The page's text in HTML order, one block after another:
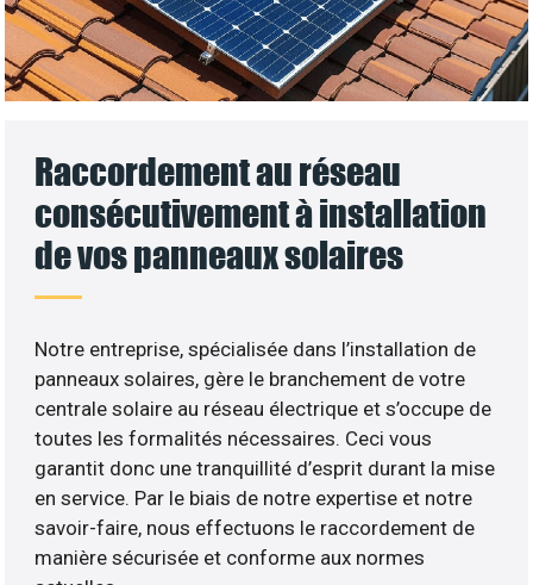
Raccordement au réseau
consécutivement à installation
de vos panneaux solaires
Notre entreprise, spécialisée dans l’installation de
panneaux solaires, gère le branchement de votre
centrale solaire au réseau électrique et s’occupe de
toutes les formalités nécessaires. Ceci vous
garantit donc une tranquillité d’esprit durant la mise
en service. Par le biais de notre expertise et notre
savoir-faire, nous effectuons le raccordement de
manière sécurisée et conforme aux normes